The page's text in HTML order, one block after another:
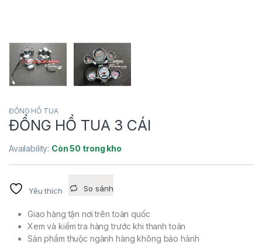
ĐỒNG HỒ TUA
ĐỒNG HỒ TUA 3 CÁI
Availability: Còn 50 trong kho
Yêu thích So sánh
Giao hàng tận nơi trên toàn quốc
Xem và kiểm tra hàng trước khi thanh toán
Sản phẩm thuộc ngành hàng không bảo hành